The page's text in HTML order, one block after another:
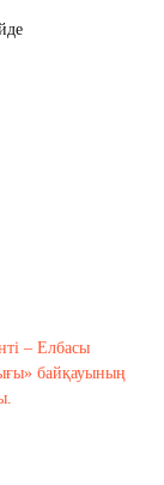
– Елбасы
байқауының